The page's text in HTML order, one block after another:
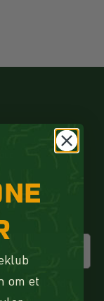
og tilbud
om et